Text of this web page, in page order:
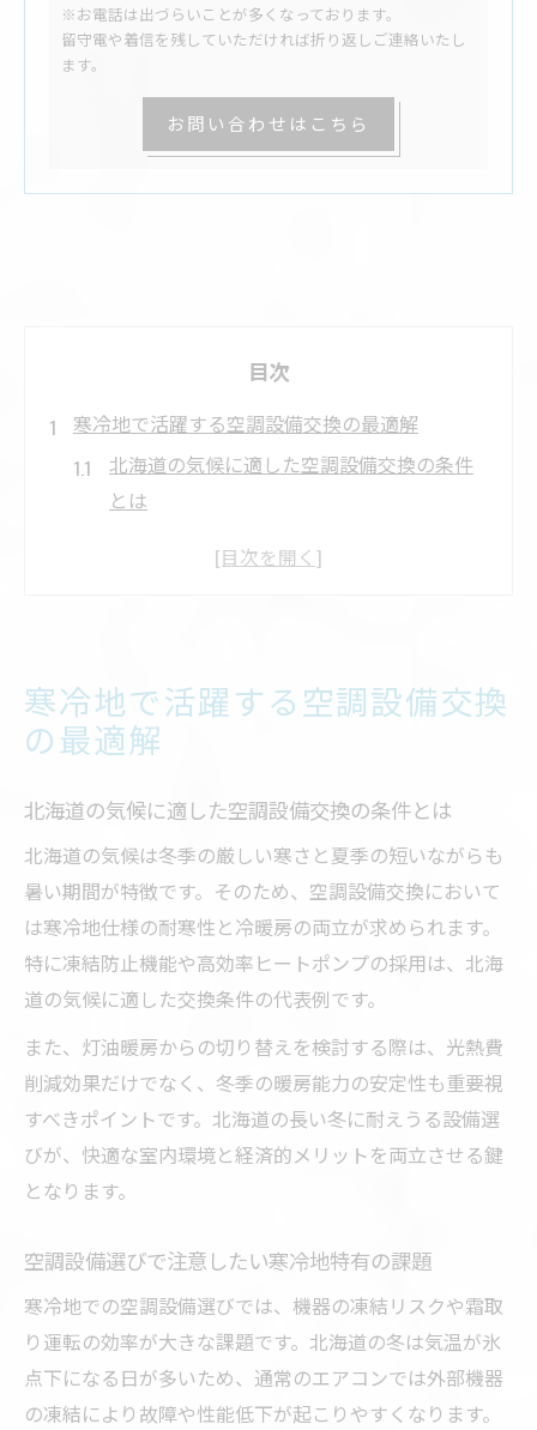
※お電話は出づらいことが多くなっております。
留守電や着信を残していただければ折り返しご連絡いたし
ます。
お問い合わせはこちら
目次
寒冷地で活躍する空調設備交換の最適解
北海道の気候に適した空調設備交換の条件
とは
ト
失敗しない空調設備交換のタイミングと方
北海道の住まいに合う空調設備アップデート術
住宅タイプ別に考える空調設備のアップデ
ート方法
北海道ならではの空調設備活用アイデアを
紹介
空調設備アップデートで叶う快適な室内環
境
空調設備アップデート時の省エネ重視ポイ
ント
交換時に押さえたい空調設備の選定基準
光熱費削減なら空調設備交換に注目を
北海道で選ぶべき省エネ空調設備の特徴
光熱費の比較で見える空調設備交換のメリ
ット
空調設備交換による家計への具体的効果
寒冷地で活躍する空調設備交換
の最適解
北海道の気候に適した空調設備交換の条件とは
北海道の気候は冬季の厳しい寒さと夏季の短いながらも
暑い期間が特徴です。そのため、空調設備交換において
は寒冷地仕様の耐寒性と冷暖房の両立が求められます。
特に凍結防止機能や高効率ヒートポンプの採用は、北海
道の気候に適した交換条件の代表例です。
また、灯油暖房からの切り替えを検討する際は、光熱費
削減効果だけでなく、冬季の暖房能力の安定性も重要視
すべきポイントです。北海道の長い冬に耐えうる設備選
びが、快適な室内環境と経済的メリットを両立させる鍵
となります。
空調設備選びで注意したい寒冷地特有の課題
寒冷地での空調設備選びでは、機器の凍結リスクや霜取
り運転の効率が大きな課題です。北海道の冬は気温が氷
点下になる日が多いため、通常のエアコンでは外部機器
の凍結により故障や性能低下が起こりやすくなります。